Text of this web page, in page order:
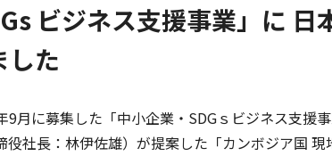
ビジネス支援事業」に 日
した
月に募集した「中小企業・SDGｓビジネス支援
社長：林伊佐雄）が提案した「カンボジア国